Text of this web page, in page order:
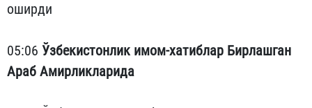
оширди
05:06 Ўзбекистонлик имом-хатиблар Бирлашган
Араб Амирликларида